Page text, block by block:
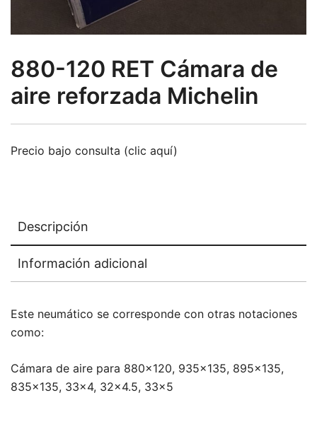
880-120 RET Cámara de
aire reforzada Michelin
Precio bajo consulta (clic aquí)
Descripción
Información adicional
Este neumático se corresponde con otras notaciones
como:
Cámara de aire para 880×120, 935×135, 895×135,
835×135, 33×4, 32×4.5, 33×5